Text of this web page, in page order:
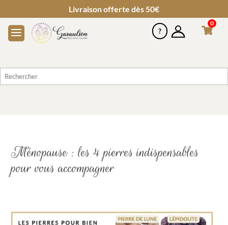
Livraison offerte dès 50€
0
Ménopause : les 4 pierres indispensables
pour vous accompagner